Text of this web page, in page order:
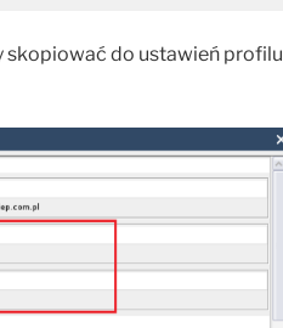
skopiować do ustawień profilu